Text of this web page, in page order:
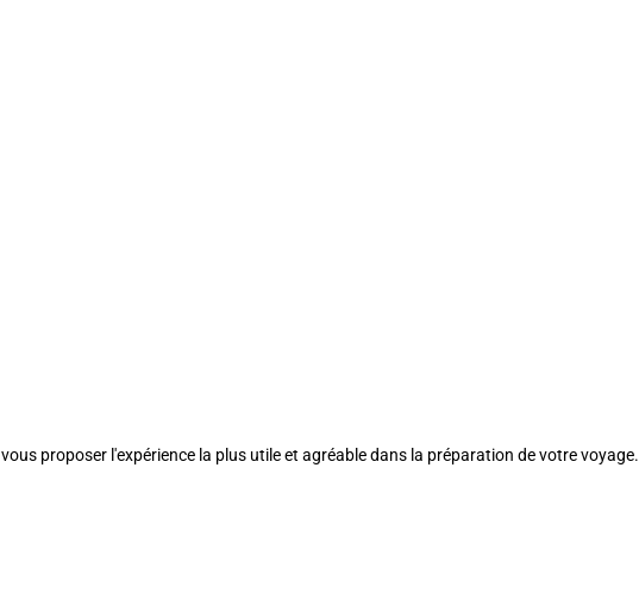
proposer l'expérience la plus utile et agréable dans la préparation de votre voyage.